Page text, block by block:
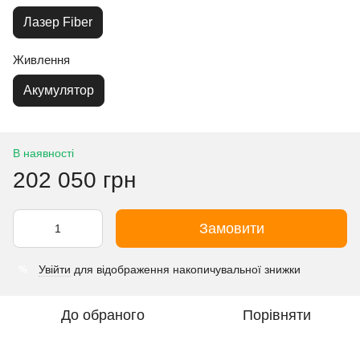
Лазер Fiber
Живлення
Акумулятор
В наявності
202 050 грн
Замовити
Увійти для відображення накопичувальної знижки
До обраного Порівняти